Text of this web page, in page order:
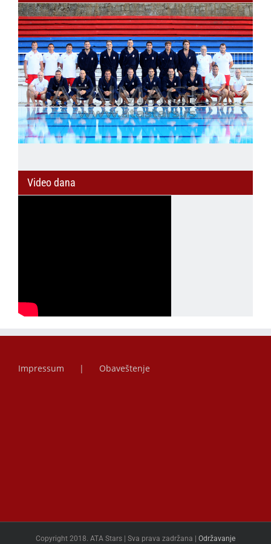
Video dana
Impressum Obaveštenje
Copyright 2018. ATA Stars | Sva prava zadržana | Održavanje